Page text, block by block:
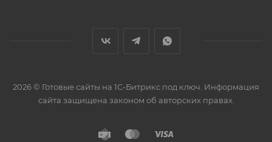
2026 © Готовые сайты на 1С-Битрикс под ключ. Информация
сайта защищена законом об авторских правах.